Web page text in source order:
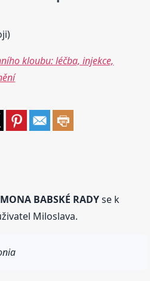
kloubu: léčba, injekce,
BABSKÉ RADYse k
Miloslava.